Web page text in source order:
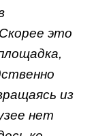
это
из
нет